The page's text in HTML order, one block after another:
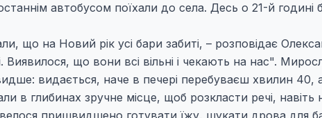
автобусом поїхали до села. Десь о 21-й годині
що на Новий рік усі бари забиті, – розповідає
Виявилося, що вони всі вільні і чекають на нас".
видається, наче в печері перебуваєш хвилин 40,
в глибинах зручне місце, щоб розкласти речі, навіть
пришвидшено готувати їжу, шукати дрова для